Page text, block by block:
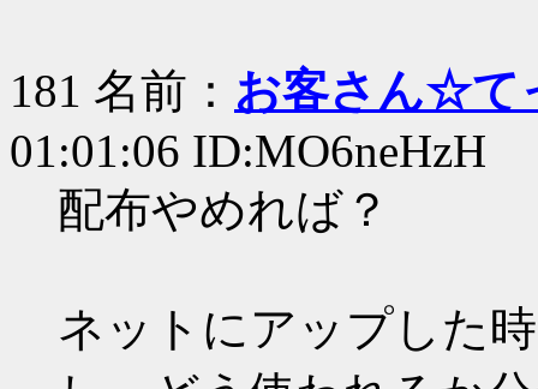
181 名前： お客さん☆て
01:01:06 ID:MO6neHzH
配布やめれば？
ネットにアップした